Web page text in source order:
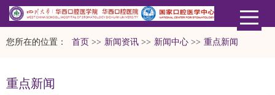
您所在的位置： 首页 >> 新闻资讯 >> 新闻中心 >> 重点新闻
重点新闻